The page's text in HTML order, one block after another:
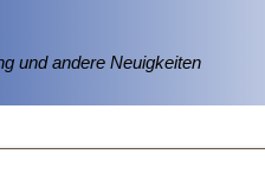
und andere Neuigkeiten